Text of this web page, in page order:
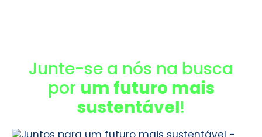
Junte-se a nós na busca
por um futuro mais
sustentável!